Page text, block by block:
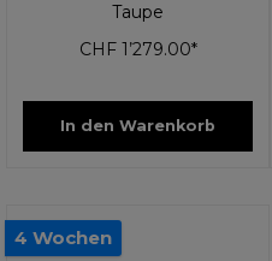
Taupe
CHF 1’279.00*
In den Warenkorb
4 Wochen